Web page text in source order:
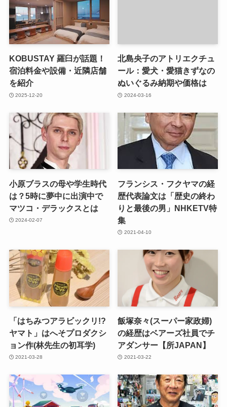
KOBUSTAY 羅臼が話題！
宿泊料金や設備・近隣店舗
を紹介
2025-12-20
北島央子のアトリエクチュ
ール：愛犬・愛猫きずなの
ぬいぐるみ納期や価格は
2024-03-16
小原ブラスの母や学生時代
は？5時に夢中に出演中で
マツコ・デラックスとは
2024-02-07
フランシス・フクヤマの経
歴代表論文は「歴史の終わ
りと最後の男」NHKETV特
集
2021-04-10
「はちみつアラビックリ!?
ヤマト」はへそプロダクシ
ョン作(林先生の初耳学)
2021-03-28
飯塚奈々(スーパー家政婦)
の経歴はベアーズ社員でチ
アダンサー【所JAPAN】
2021-03-22